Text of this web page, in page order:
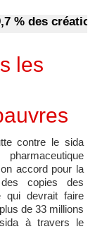
créations
les
contre le sida
accord pour la
des copies des
qui devrait faire
de 33 millions
à travers le